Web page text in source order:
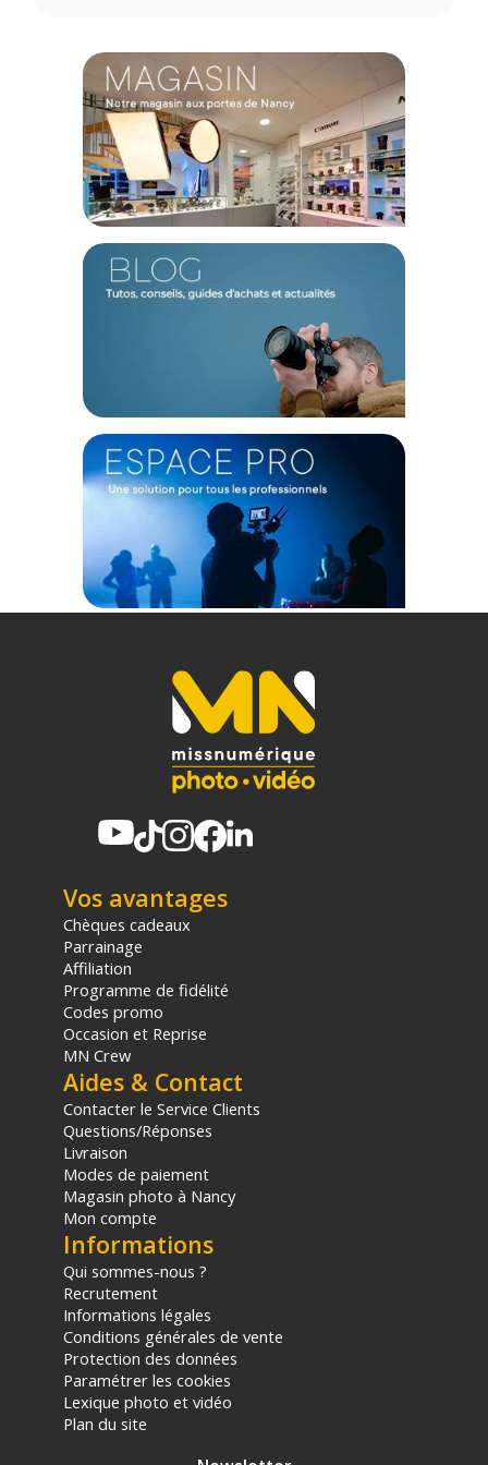
points d'adhérence en silicone augmentent la friction contre
la sangle, empêchant tout glissement ou vibration pour des
vidéos d'une fluidité remarquable.
Caractéristiques de la fixation sangle de sac à dos
SmallRig 6306 pour Dji Osmo Action 6 / Nano :
Capacité de charge maximale : 500 g
Compatibilité sangle (largeur) : 5 à 7 cm
Compatibilité sangle (épaisseur) : 1 à 1,5 cm
Matériaux : Nylon, PVC, Silicone, ABS, Alliage d'aluminium
Dimensions du produit : 189,0 x 108,0 x 48,0 mm
Dimensions de l'emballage : 126,0 x 70,5 x 69,0 mm
Poids de l'emballage : 121,5 g +/- 5,0 g
CONTENU DU CARTON
1x SmallRig 6306 fixation sangle de sac à dos
1x Adaptateur à dégagement rapide
Offre valable jusqu'au 06-08-2026 inclus.
Code EAN SmallRig 6306 fixation sangle de sac à dos pour Dji
Osmo Action 6 / Nano - Accessoires caméra sport - Achat &
6941590031699
Garantie 2 ans
(2) Nombre de points Fidélité estimés, hors remises au panier, basé
sur le prix TTC en €, les points seront effectivement calculés dans le
Vos avantages
Chèques cadeaux
Parrainage
Affiliation
Programme de fidélité
Codes promo
Occasion et Reprise
MN Crew
Aides & Contact
Contacter le Service Clients
Questions/Réponses
Livraison
Modes de paiement
Magasin photo à Nancy
Mon compte
Informations
Qui sommes-nous ?
Recrutement
Informations légales
Conditions générales de vente
Protection des données
Paramétrer les cookies
Lexique photo et vidéo
Plan du site